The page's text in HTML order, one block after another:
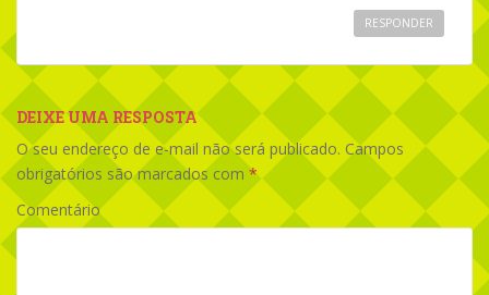
RESPONDER
DEIXE UMA RESPOSTA
O seu endereço de e-mail não será publicado. Campos
obrigatórios são marcados com *
Comentário